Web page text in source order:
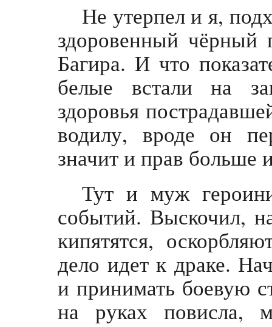
Не утерпел и я,
здоровенный чёрный
Багира. И что
белые встали на
здоровья
водилу, вроде он
значит и прав больше
Тут и муж
событий. Выскочил,
кипятятся,
дело идет к драке.
и принимать боевую
на руках повисла,